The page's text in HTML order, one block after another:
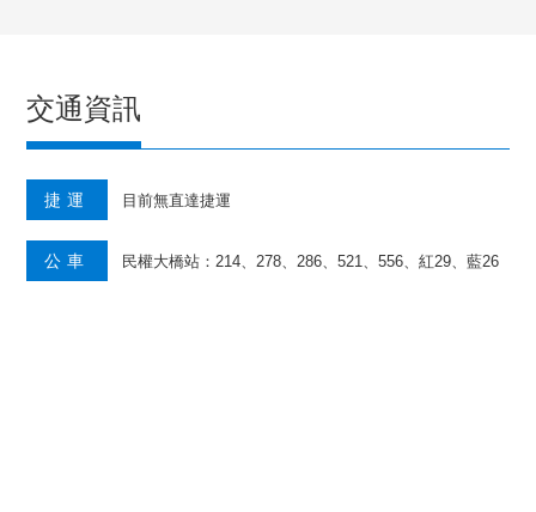
交通資訊
捷運 目前無直達捷運
公車 民權大橋站：214、278、286、521、556、紅29、藍26